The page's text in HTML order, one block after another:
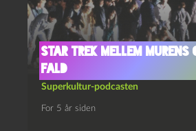
Star Trek mellem murens
fald
Superkultur-podcasten
For 5 år siden